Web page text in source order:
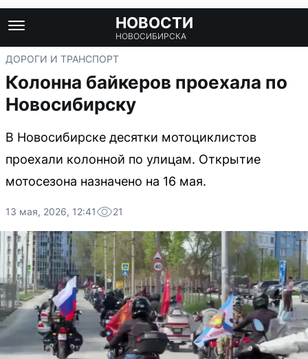
НОВОСТИ
НОВОСИБИРСКА
ДОРОГИ И ТРАНСПОРТ
Колонна байкеров проехала по
Новосибирску
В Новосибирске десятки мотоциклистов
проехали колонной по улицам. Открытие
мотосезона назначено на 16 мая.
13 мая, 2026, 12:41 21